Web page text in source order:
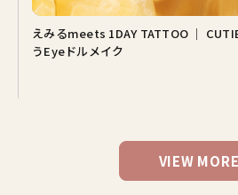
えみるmeets 1DAY TATTOO ｜
うEyeドルメイク
VIEW MORE